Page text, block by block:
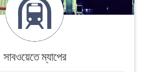
সাবওয়েতে ম্যাপের